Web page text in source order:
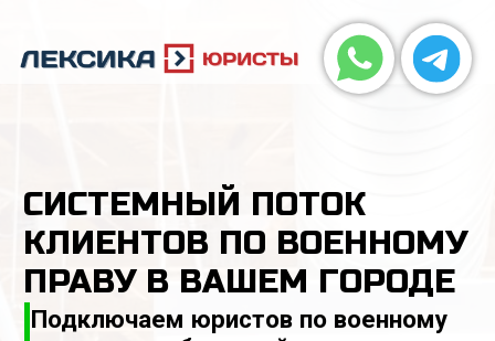
ПРАВУ В ВАШЕМ ГОРОДЕ
Подключаем юристов по военному
праву к отработанной
маркетинговой системе, которая
уже приносит стабильный поток
обращений в областных центрах и
городах от 500 тысяч населения